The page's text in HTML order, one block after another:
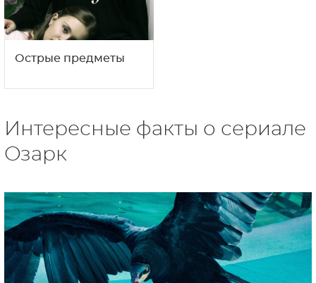
Острые предметы
Интересные факты о сериале
Озарк